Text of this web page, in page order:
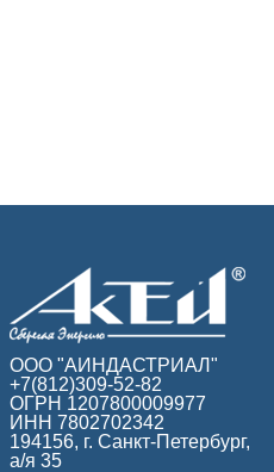
ООО "АИНДАСТРИАЛ"
+7(812)309-52-82
ОГРН 1207800009977
ИНН 7802702342
194156, г. Санкт-Петербург,
а/я 35